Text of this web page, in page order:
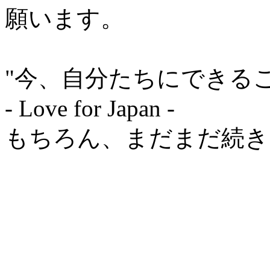
願います。
"今、自分たちにできる
- Love for Japan -
もちろん、まだまだ続